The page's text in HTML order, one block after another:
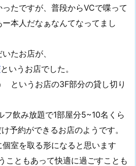
たですが、普段からVCで喋って
本人だなぁなんてなってまし
たお店が、
というお店でした。
いうお店の3F部分の貸し切り
フ飲み放題で1部屋分5~10名くら
予約ができるお店のようです。
室を取る形になると思います
こともあって快適に過ごすことも